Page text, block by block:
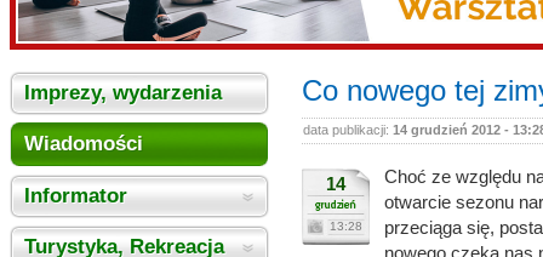
Imprezy, wydarzenia
Wiadomości
Informator
Turystyka, Rekreacja
Co nowego tej
data publikacji: 14 grudzień 2012 -
14
13:28
Choć ze względu
otwarcie sezonu
przeciąga się,
nowego czeka nas